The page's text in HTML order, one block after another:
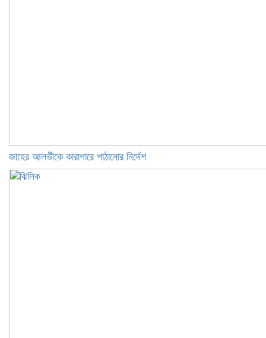
জাহের আলভীকে কারাগারে পাঠানোর নির্দেশ